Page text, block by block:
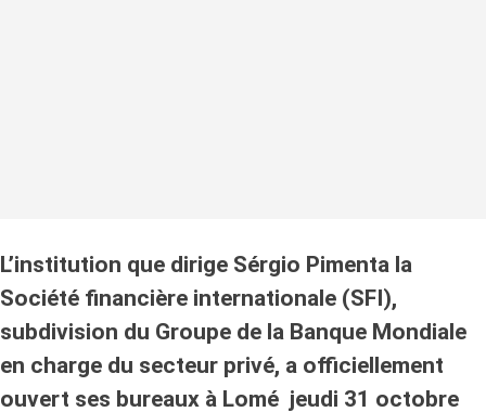
L’institution que dirige Sérgio Pimenta la
Société financière internationale (SFI),
subdivision du Groupe de la Banque Mondiale
en charge du secteur privé, a officiellement
ouvert ses bureaux à Lomé jeudi 31 octobre